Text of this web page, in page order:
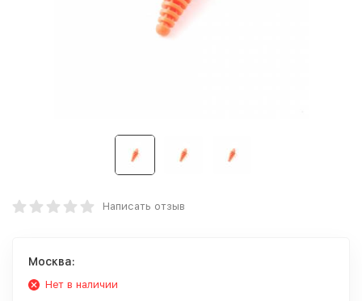
Написать отзыв
Москва:
Нет в наличии